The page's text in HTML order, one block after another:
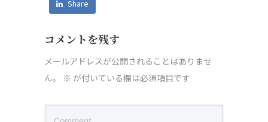
Share
コメントを残す
メールアドレスが公開されることはありませ
ん。
※ が付いている欄は必須項目です